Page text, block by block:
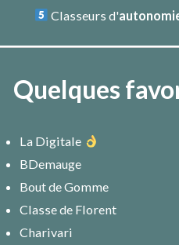
Classeurs d'
Quelques
La Digitale
BDemauge
Bout de Gomme
Classe de Florent
Charivari